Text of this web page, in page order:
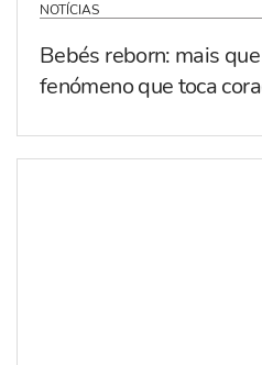
NOTÍCIAS
Bebés reborn: mais
fenómeno que toca